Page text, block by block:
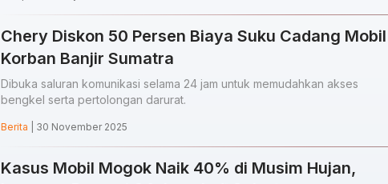
Chery Diskon 50 Persen Biaya Suku Cadang Mobil
Korban Banjir Sumatra
Dibuka saluran komunikasi selama 24 jam untuk memudahkan akses
bengkel serta pertolongan darurat.
Berita | 30 November 2025
Kasus Mobil Mogok Naik 40% di Musim Hujan,